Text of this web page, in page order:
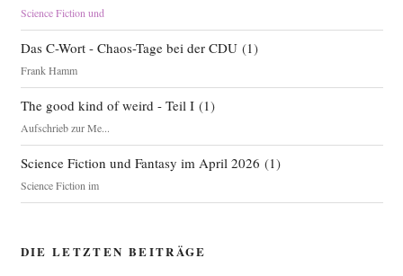
Science Fiction und
Das C-Wort - Chaos-Tage bei der CDU(1)
Frank Hamm
The good kind of weird - Teil I(1)
Aufschrieb zur Me...
Science Fiction und Fantasy im April 2026 (1)
Science Fiction im
DIE LETZTEN BEITRÄGE